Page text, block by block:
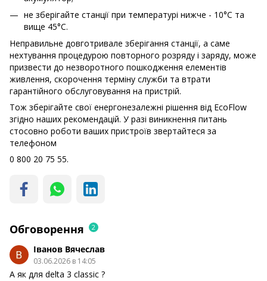
не зберігайте станції при температурі нижче - 10°C та
вище 45°C.
Неправильне довготривале зберігання станції, а саме
нехтування процедурою повторного розряду і заряду, може
призвести до незворотного пошкодження елементів
живлення, скорочення терміну служби та втрати
гарантійного обслуговування на пристрій.
Тож зберігайте свої енергонезалежні рішення від EcoFlow
згідно наших рекомендацій. У разі виникнення питань
стосовно роботи ваших пристроїв звертайтеся за
телефоном
0 800 20 75 55.
Обговорення 2
Іванов Вячеслав
03.06.2026 в 14:05
А як для delta 3 classic ?